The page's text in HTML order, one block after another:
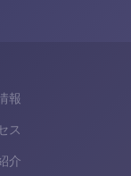
報
ス
介